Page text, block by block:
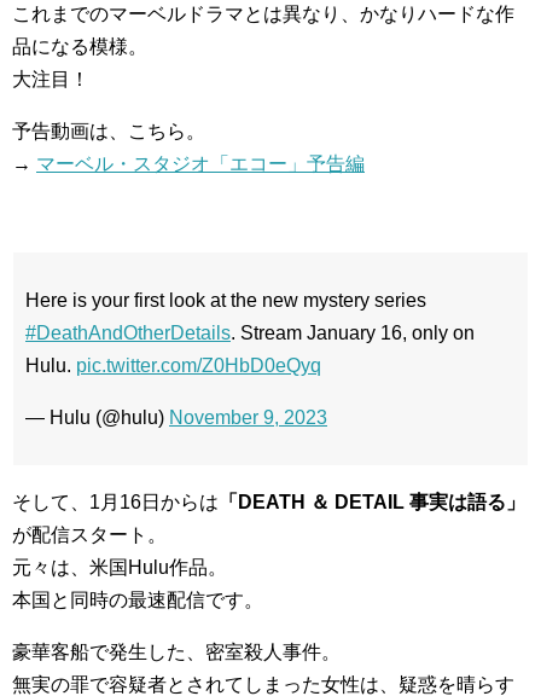
これまでのマーベルドラマとは異なり、かなりハードな作
品になる模様。
大注目！
予告動画は、こちら。
→ マーベル・スタジオ「エコー」予告編
Here is your first look at the new mystery series
#DeathAndOtherDetails. Stream January 16, only on
Hulu. pic.twitter.com/Z0HbD0eQyq
— Hulu (@hulu) November 9, 2023
そして、1月16日からは 「DEATH ＆ DETAIL 事実は語る」
が配信スタート。
元々は、米国Hulu作品。
本国と同時の最速配信です。
豪華客船で発生した、密室殺人事件。
無実の罪で容疑者とされてしまった女性は、疑惑を晴らす